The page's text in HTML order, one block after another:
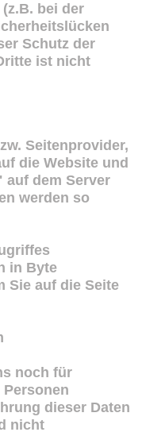
bei der
Schutz der
ist nicht
Seitenprovider,
die Website und
dem Server
werden so
in Byte
Sie auf die Seite
noch für
dieser Daten
nicht